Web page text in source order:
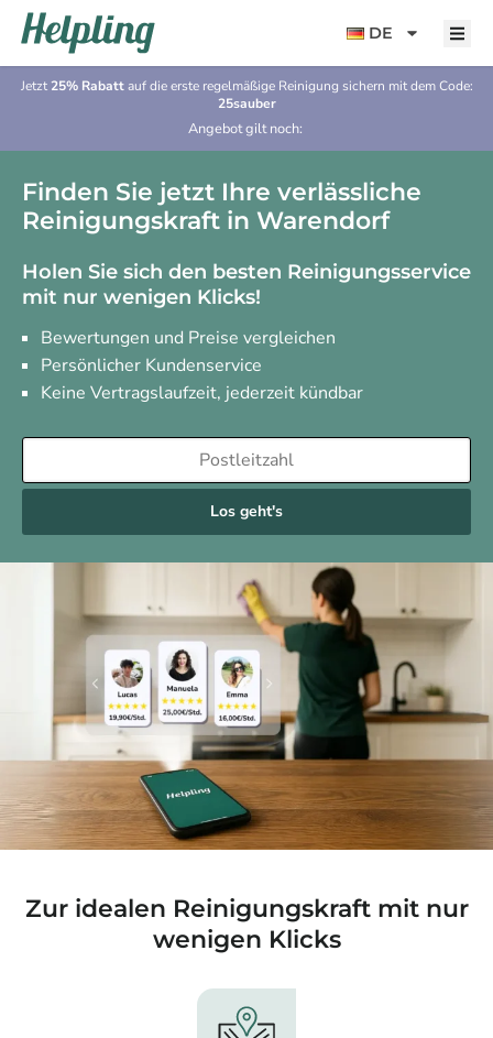
springen
DE
Jetzt 25% Rabattauf die erste regelmäßige Reinigung sichern mit dem Code:
25sauber
Angebot gilt noch:
Finden Sie jetzt Ihre verlässliche
Reinigungskraft in Warendorf
Holen Sie sich den besten Reinigungsservice
mit nur wenigen Klicks!
Bewertungen und Preise vergleichen
Persönlicher Kundenservice
Keine Vertragslaufzeit, jederzeit kündbar
Los geht's
Zur idealen Reinigungskraft mit nur
wenigen Klicks